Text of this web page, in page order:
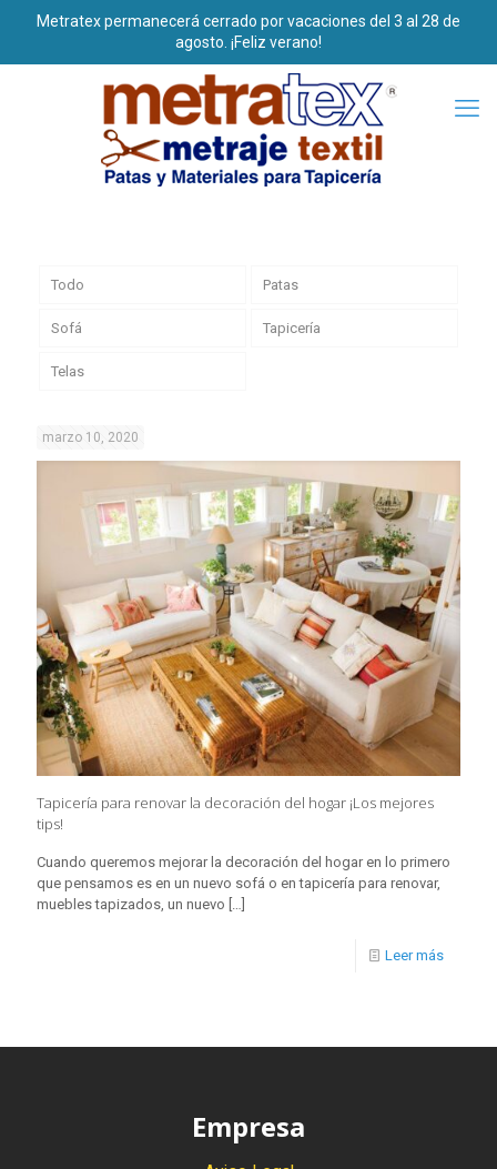
Todo Patas
Sofá Tapicería
Telas
marzo 10, 2020
Tapicería para renovar la decoración del hogar ¡Los mejores
tips!
Cuando queremos mejorar la decoración del hogar en lo primero
que pensamos es en un nuevo sofá o en tapicería para renovar,
muebles tapizados, un nuevo
Leer más
Empresa